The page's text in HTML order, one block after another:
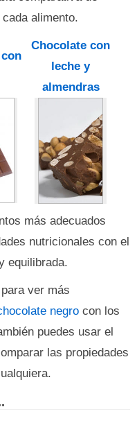
alimento.
Chocolate con
leche y
almendras
más adecuados
nutricionales con el
equilibrada.
ver más
negro con los
puedes usar el
las propiedades